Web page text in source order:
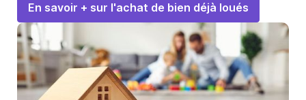
En savoir + sur l'achat de bien déjà loués